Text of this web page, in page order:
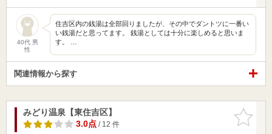
40代 男
性
住吉区内の銭湯は全部回りましたが、その中でダントツに一番い
い銭湯だと思ってます。 銭湯としては十分に楽しめると思いま
す。 …
関連情報から探す
お気に入
りに追加
みどり温泉【東住吉区】
3.0点/ 12 件